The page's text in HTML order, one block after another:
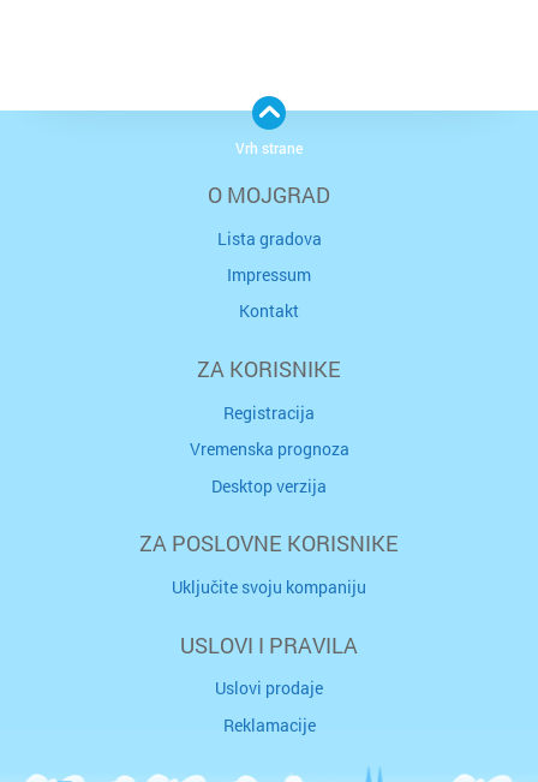
O MOJGRAD
Lista gradova
Impressum
Kontakt
ZA KORISNIKE
Registracija
Vremenska prognoza
Desktop verzija
ZA POSLOVNE KORISNIKE
Uključite svoju kompaniju
USLOVI I PRAVILA
Uslovi prodaje
Reklamacije
Vrh strane